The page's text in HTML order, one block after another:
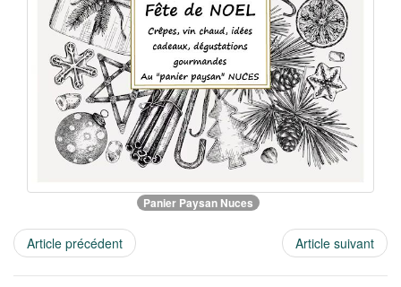
Panier Paysan Nuces
Article précédent Article suivant